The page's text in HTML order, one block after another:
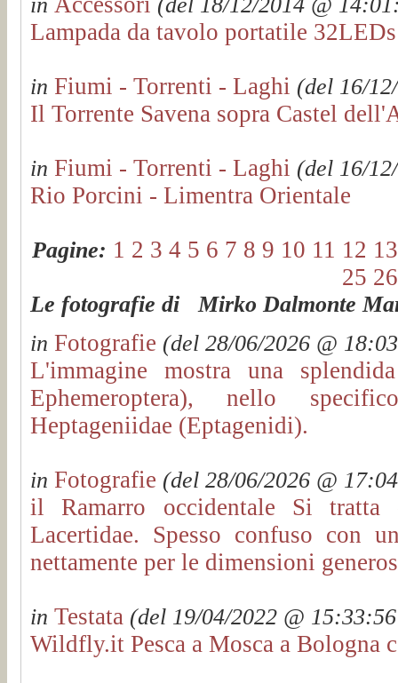
Lampada da tavolo portatile
in Fiumi - Torrenti - Laghi (del 16/
Il Torrente Savena sopra Castel
in Fiumi - Torrenti - Laghi (del 16/
Rio Porcini - Limentra Orientale
Pagine: 1 2 3 4 5 6 7 8 9 10 11 12 13
25 26
Le fotografie di Mirko Dalmonte
in Fotografie (del 28/06/2026 @
L'immagine mostra una
Ephemeroptera), nello
Heptageniidae (Eptagenidi).
in Fotografie (del 28/06/2026 @
il Ramarro occidentale Si
Lacertidae. Spesso confuso con
nettamente per le dimensioni
in Testata (del 19/04/2022 @
Wildfly.it Pesca a Mosca a Bologna